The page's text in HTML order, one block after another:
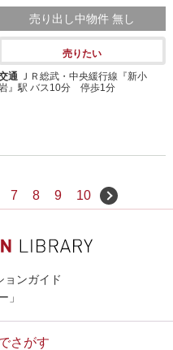
売り出し中物件 無し
売りたい
通 ＪＲ総武・中央緩行線『新小
』駅 バス10分 停歩1分
7 8 9 10
ョンガイド
」
さがす